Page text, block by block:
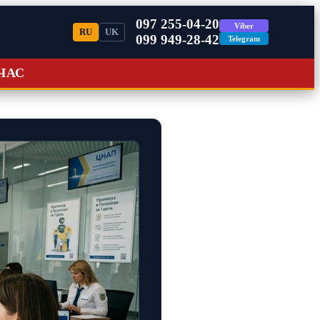
RU UK
097 255-04-20
099 949-28-42
Viber
Telegram